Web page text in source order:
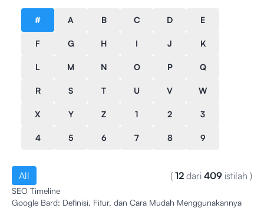
# A B C D E
F G H I J K
L M N O P Q
R S T U V W
X Y Z 1 2 3
4 5 6 7 8 9
All ( 12 dari 409 istilah )
SEO Timeline
Google Bard: Definisi, Fitur, dan Cara Mudah Menggunakannya